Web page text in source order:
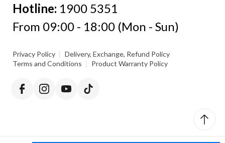
Hotline: 1900 5351
From 09:00 - 18:00 (Mon - Sun)
Privacy Policy | Delivery, Exchange, Refund Policy
Terms and Conditions | Product Warranty Policy